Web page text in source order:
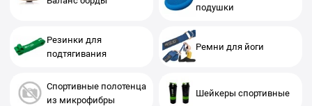
подушки
Резинки для
подтягивания
Ремни для йоги
Спортивные полотенца
из микрофибры
Шейкеры спортивные